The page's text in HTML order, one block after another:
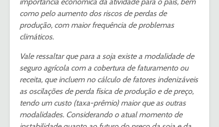
como pelo aumento dos riscos de perdas de
produção, com maior frequência de problemas
climáticos.
Vale ressaltar que para a soja existe a modalidade de
seguro agrícola com a cobertura de faturamento ou
receita, que incluem no cálculo de fatores indenizáveis
as oscilações de perda física de produção e de preço,
tendo um custo (taxa-prêmio) maior que as outras
modalidades. Considerando o atual momento de